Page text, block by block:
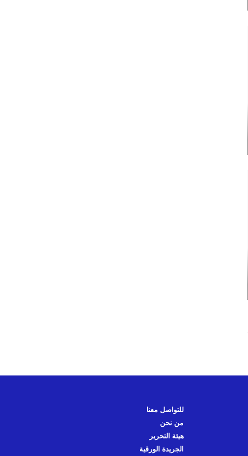
للتواصل معنا
من نحن
هيئة التحرير
الجريدة الورقية